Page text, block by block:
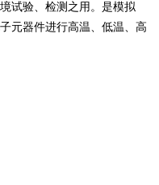
试验、检测之用。 是模拟
元器件进行高温、低温、高